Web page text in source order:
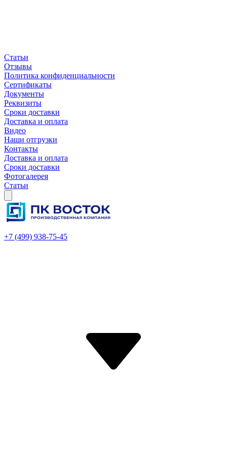
Статьи
Отзывы
Политика конфиденциальности
Сертификаты
Документы
Реквизиты
Сроки доставки
Доставка и оплата
Видео
Наши отгрузки
Контакты
Доставка и оплата
Сроки доставки
Фотогалерея
Статьи
+7 (499) 938-75-45